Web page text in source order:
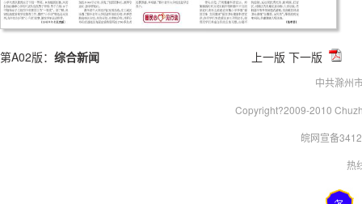
第A02版： 综合新闻 上一版 下一版
中共滁州
Copyright?2009-2010
皖网宣备
热